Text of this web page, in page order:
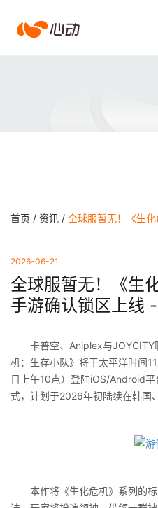
爱搜索结果
首页 / 资讯 /
2026-06-21
全球服暂无！《生
手游确认锁区上线
卡普空、Aniplex与JOYCITY
机：生存小队》将于太平洋时间
日上午10点）登陆iOS/Android
式，计划于2026年初陆续在韩国
本作将《生化危机》系列的标